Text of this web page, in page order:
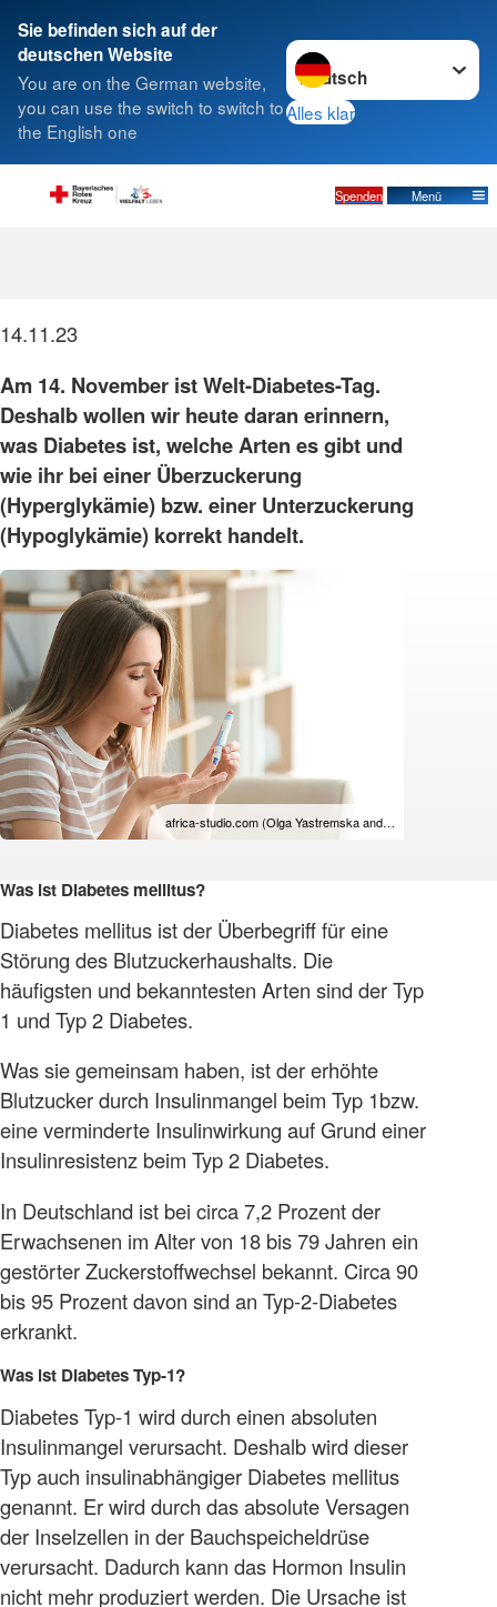
Sie befinden sich auf der
deutschen Website
You are on the German website,
you can use the switch to switch to
the English one
Sprache wechseln zu
Alles klar
Spenden Menü
Suche
14.11.23
Am 14. November ist Welt-Diabetes-Tag.
Deshalb wollen wir heute daran erinnern,
was Diabetes ist, welche Arten es gibt und
wie ihr bei einer Überzuckerung
(Hyperglykämie) bzw. einer Unterzuckerung
(Hypoglykämie) korrekt handelt.
africa-studio.com (Olga Yastremska and…
Was ist Diabetes mellitus?
Diabetes mellitus ist der Überbegriff für eine
Störung des Blutzuckerhaushalts. Die
häufigsten und bekanntesten Arten sind der Typ
1 und Typ 2 Diabetes.
Was sie gemeinsam haben, ist der erhöhte
Blutzucker durch Insulinmangel beim Typ 1bzw.
eine verminderte Insulinwirkung auf Grund einer
Insulinresistenz beim Typ 2 Diabetes.
In Deutschland ist bei circa 7,2 Prozent der
Erwachsenen im Alter von 18 bis 79 Jahren ein
gestörter Zuckerstoffwechsel bekannt. Circa 90
bis 95 Prozent davon sind an Typ-2-Diabetes
erkrankt.
Was ist Diabetes Typ-1?
Diabetes Typ-1 wird durch einen absoluten
Insulinmangel verursacht. Deshalb wird dieser
Typ auch insulinabhängiger Diabetes mellitus
genannt. Er wird durch das absolute Versagen
der Inselzellen in der Bauchspeicheldrüse
verursacht. Dadurch kann das Hormon Insulin
nicht mehr produziert werden. Die Ursache ist